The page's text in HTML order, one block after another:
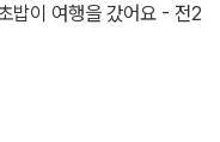
밥이 여행을 갔어요 - 전2